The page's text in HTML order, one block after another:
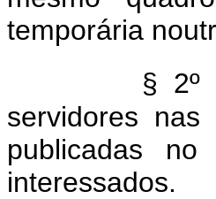
temporária
§ 2º
servidores
publicadas
interessados.